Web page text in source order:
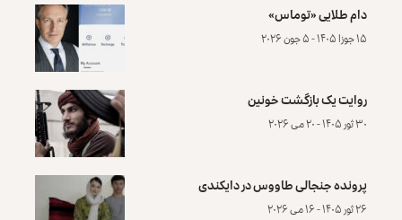
دام طلایی «توماس»
۱۵ جوزا ۱۴۰۵ - ۵ جون ۲۰۲۶
روایت یک بازگشت خونین
۳۰ ثور ۱۴۰۵ - ۲۰ می ۲۰۲۶
پرونده‌ جنجالی طاووس در دایکندی
۲۶ ثور ۱۴۰۵ - ۱۶ می ۲۰۲۶